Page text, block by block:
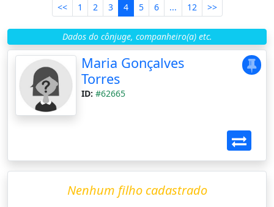
<<
1 2 3 4 5 6 ... 12 >>
Dados do cônjuge, companheiro(a) etc.
Maria Gonçalves
Torres
ID: #62665
Nenhum filho cadastrado